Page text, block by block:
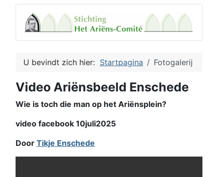
U bevindt zich hier: Startpagina Fotogalerij
Video Ariënsbeeld Enschede
Wie is toch die man op het Ariënsplein?
video facebook 10juli2025
Door Tikje Enschede